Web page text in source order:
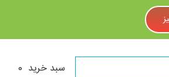
سبد خرید 0